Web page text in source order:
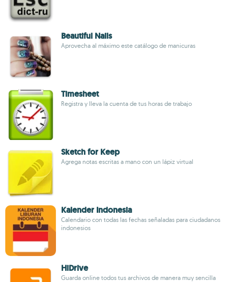
Beautiful Nails
Aprovecha al máximo este catálogo de manicuras
Timesheet
Registra y lleva la cuenta de tus horas de trabajo
Sketch for Keep
Agrega notas escritas a mano con un lápiz virtual
Kalender Indonesia
Calendario con todas las fechas señaladas para ciudadanos
indonesios
HiDrive
Guarda online todos tus archivos de manera muy sencilla